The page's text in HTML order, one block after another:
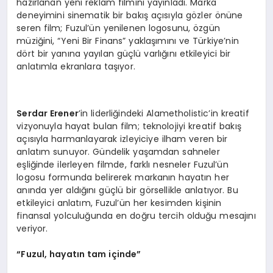
hazırlanan yeni reklam filmini yayınladı. Marka
deneyimini sinematik bir bakış açısıyla gözler önüne
seren film; Fuzul’ün yenilenen logosunu, özgün
müziğini, “Yeni Bir Finans” yaklaşımını ve Türkiye’nin
dört bir yanına yayılan güçlü varlığını etkileyici bir
anlatımla ekranlara taşıyor.
Serdar Erener’in liderliğindeki Alametholistic’in kreatif
vizyonuyla hayat bulan film; teknolojiyi kreatif bakış
açısıyla harmanlayarak izleyiciye ilham veren bir
anlatım sunuyor. Gündelik yaşamdan sahneler
eşliğinde ilerleyen filmde, farklı nesneler Fuzul’ün
logosu formunda belirerek markanın hayatın her
anında yer aldığını güçlü bir görsellikle anlatıyor. Bu
etkileyici anlatım, Fuzul’ün her kesimden kişinin
finansal yolculuğunda en doğru tercih olduğu mesajını
veriyor.
“Fuzul, hayatın tam içinde”